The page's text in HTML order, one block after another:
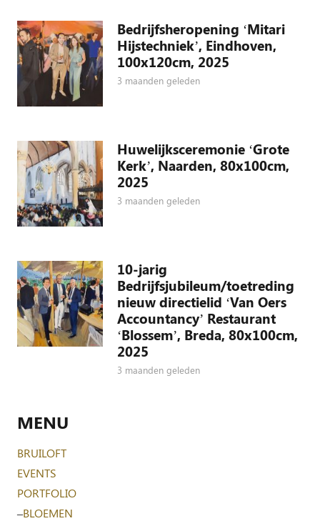
Bedrijfsheropening ‘Mitari
Hijstechniek’, Eindhoven,
100x120cm, 2025
3 maanden geleden
Huwelijksceremonie ‘Grote
Kerk’, Naarden, 80x100cm,
2025
3 maanden geleden
10-jarig
Bedrijfsjubileum/toetreding
nieuw directielid ‘Van Oers
Accountancy’ Restaurant
‘Blossem’, Breda, 80x100cm,
2025
3 maanden geleden
MENU
BRUILOFT
EVENTS
PORTFOLIO
–BLOEMEN